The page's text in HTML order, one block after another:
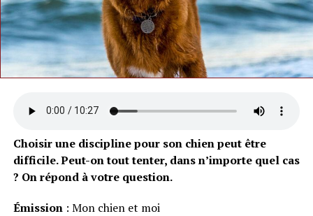
Choisir une discipline pour son chien peut être
difficile. Peut-on tout tenter, dans n’importe quel cas
? On répond à votre question.
Émission: Mon chien et moi